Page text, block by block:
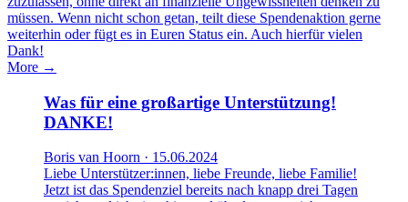
müssen. Wenn nicht schon getan, teilt diese Spendenaktion gerne
weiterhin oder fügt es in Euren Status ein. Auch hierfür vielen
Dank!
More →
Was für eine großartige Unterstützung!
DANKE!
Boris van Hoorn · 15.06.2024
Liebe Unterstützer:innen, liebe Freunde, liebe Familie!
Jetzt ist das Spendenziel bereits nach knapp drei Tagen